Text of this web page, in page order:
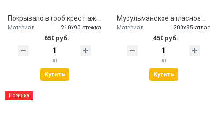
Материал 210х90 стежка
650 руб.
шт
Купить
Материал 200х95 атлас
450 руб.
шт
Купить
Новинка